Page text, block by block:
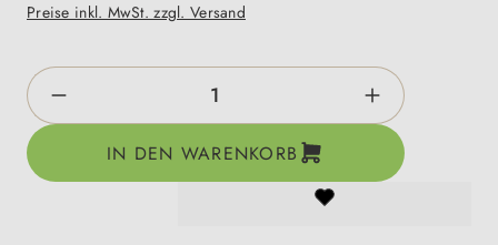
Preise inkl. MwSt. zzgl. Versand
Produkt Anzahl: Gib den gewünschten
IN DEN WARENKORB